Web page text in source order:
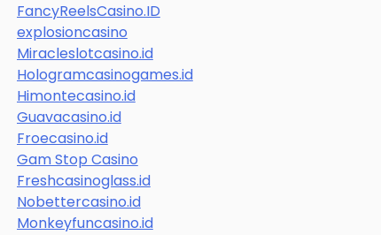
FancyReelsCasino.ID
explosioncasino
Miracleslotcasino.id
Hologramcasinogames.id
Himontecasino.id
Guavacasino.id
Froecasino.id
Gam Stop Casino
Freshcasinoglass.id
Nobettercasino.id
Monkeyfuncasino.id